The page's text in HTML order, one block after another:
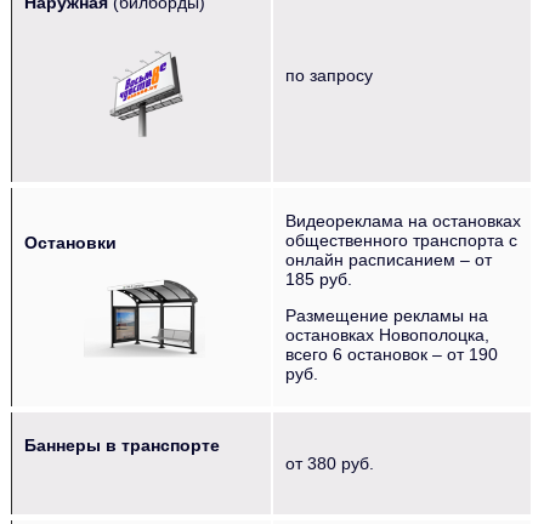
по запросу
Остановки
Видеореклама на остановках
общественного транспорта с
онлайн расписанием – от
185 руб.
Размещение рекламы на
остановках Новополоцка,
всего 6 остановок – от 190
руб.
Баннеры в транспорте
от 380 руб.